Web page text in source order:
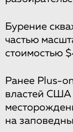
Бурение
частью
стоимостью
Ранее Plus-
властей США
на